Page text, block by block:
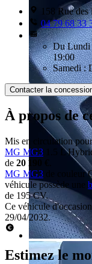
158 Rue
04 79 68 33
Du Lundi
19:00
Samedi :
Contacter la
À propos de
Mis en circulation
MG MG3 1.5 L
de 20 190 €
MG MG3 de couleur
véhicule possède une
de 195 CV.
Ce véhicule
29/04/2032.
Estimez le